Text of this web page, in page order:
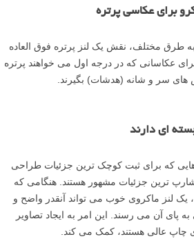
برای عکاسی پرتره
به طرق مختلف، نقش یک لنز پرتره فوق العاده
عکاسانی که در درجه اول می خواهند پرتره
های سر و شانه (هدشات) بگیرند.
ای دارند
که برای ثبت کوچک ترین جزئیات طراحی
شارپ ترین جزئیات مشهور هستند. هنگامی که
لنز ماکروی خوب می تواند آنقدر واضح و
پای آن می رسند. این امر به ایجاد تصاویر
چاپ عالی هستند، کمک می کند.